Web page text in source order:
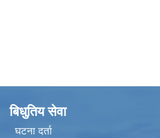
बिधुतिय सेवा
घटना दर्ता